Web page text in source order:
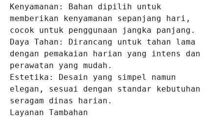
Kenyamanan: Bahan dipilih untuk
memberikan kenyamanan sepanjang hari,
cocok untuk penggunaan jangka panjang.
Daya Tahan: Dirancang untuk tahan lama
dengan pemakaian harian yang intens dan
perawatan yang mudah.
Estetika: Desain yang simpel namun
elegan, sesuai dengan standar kebutuhan
seragam dinas harian.
Layanan Tambahan